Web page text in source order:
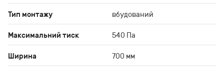
Тип монтажу вбудований
Максимальний тиск 540 Па
Ширина 700 мм